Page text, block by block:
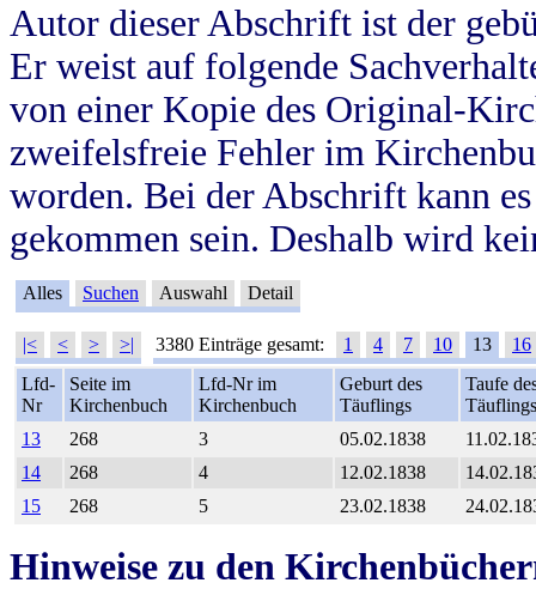
Autor dieser Abschrift ist der
Er weist auf folgende
von einer Kopie des Original-
zweifelsfreie Fehler im
worden. Bei der Abschrift kann
gekommen sein. Deshalb wird
Alles Suchen Auswahl Detail
|< < > >| 3380 Einträge gesamt: 1 4 7 10 13
16
Lfd-
Nr
Seite im
Kirchenbuch
Lfd-Nr im
Kirchenbuch
Geburt des
Täuflings
Taufe
Täuflings
13
268 3 05.02.1838
14
268 4 12.02.1838
15
268 5 23.02.1838
Hinweise zu den